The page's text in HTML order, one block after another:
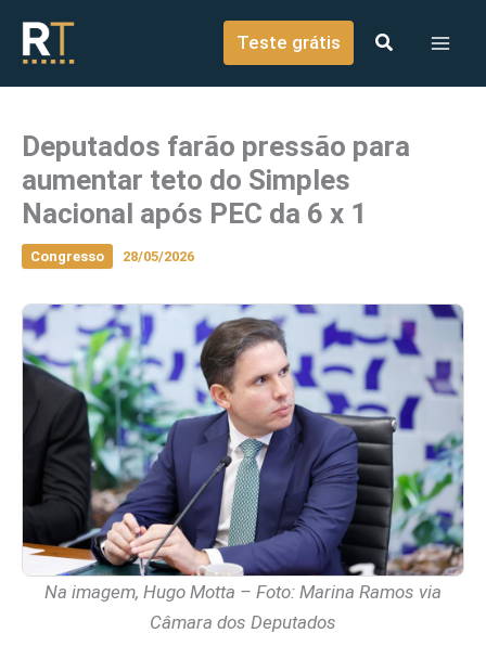
conteúdo
Teste grátis
Deputados farão pressão para
aumentar teto do Simples
Nacional após PEC da 6 x 1
Congresso 28/05/2026
Na imagem, Hugo Motta – Foto: Marina Ramos via
Câmara dos Deputados